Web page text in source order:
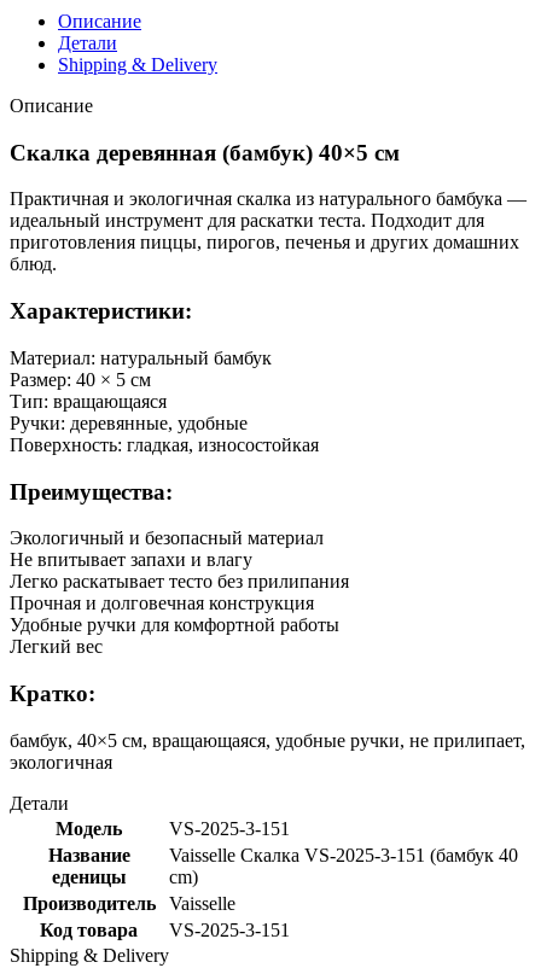
Описание
Детали
Shipping & Delivery
Описание
Скалка деревянная (бамбук) 40×5 см
Практичная и экологичная скалка из натурального бамбука —
идеальный инструмент для раскатки теста. Подходит для
приготовления пиццы, пирогов, печенья и других домашних
блюд.
Характеристики:
Материал: натуральный бамбук
Размер: 40 × 5 см
Тип: вращающаяся
Ручки: деревянные, удобные
Поверхность: гладкая, износостойкая
Преимущества:
Экологичный и безопасный материал
Не впитывает запахи и влагу
Легко раскатывает тесто без прилипания
Прочная и долговечная конструкция
Удобные ручки для комфортной работы
Легкий вес
Кратко:
бамбук, 40×5 см, вращающаяся, удобные ручки, не прилипает,
экологичная
Детали
Модель
VS-2025-3-151
Название
еденицы
Vaisselle Скалка VS-2025-3-151 (бамбук 40
cm)
Производитель
Vaisselle
Код товара
VS-2025-3-151
Shipping & Delivery